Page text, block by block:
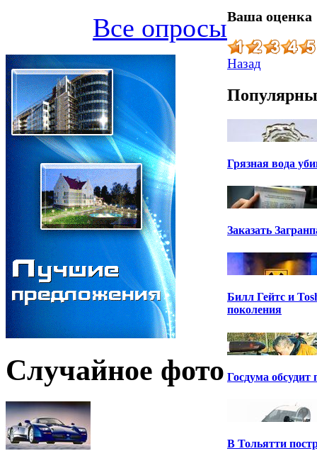
Все опросы
Случайное фото
Ваша оценка
Назад
Грязная вода
Заказать
Билл Гейтс и
поколения
Госдума обсудит
В Тольятти